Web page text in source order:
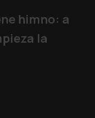
himno: a
la